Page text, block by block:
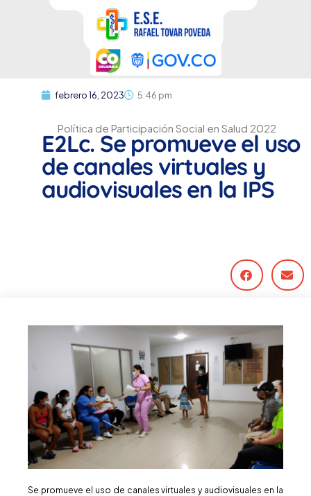
febrero 16, 2023 5:46 pm
Política de Participación Social en Salud 2022
E2Lc. Se promueve el uso
de canales virtuales y
audiovisuales en la IPS
Se promueve el uso de canales virtuales y audiovisuales en la